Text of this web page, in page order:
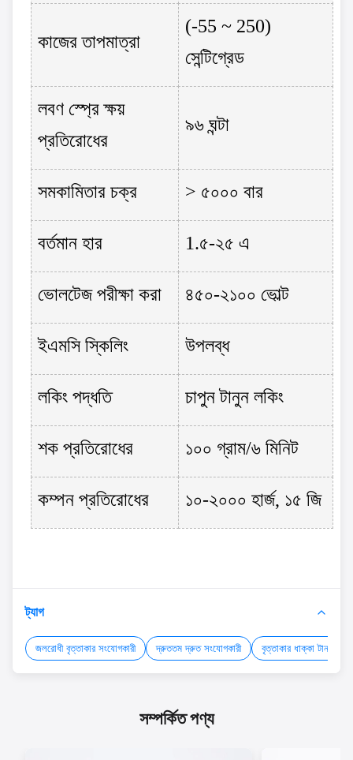
কাজের তাপমাত্রা
(-55 ~ 250)
সেন্টিগ্রেড
লবণ স্প্রে ক্ষয়
প্রতিরোধের
৯৬ ঘন্টা
সমকামিতার চক্র > ৫০০০ বার
বর্তমান হার 1.৫-২৫ এ
ভোলটেজ পরীক্ষা করা ৪৫০-২১০০ ভোল্ট
ইএমসি স্কিলিং উপলব্ধ
লকিং পদ্ধতি চাপুন টানুন লকিং
শক প্রতিরোধের ১০০ গ্রাম/৬ মিনিট
কম্পন প্রতিরোধের ১০-২০০০ হার্জ, ১৫ জি
ট্যাগ
জলরোধী বৃত্তাকার সংযোগকারী দ্রুততম দ্রুত সংযোগকারী বৃত্তাকার ধাক্কা টান
সম্পর্কিত পণ্য